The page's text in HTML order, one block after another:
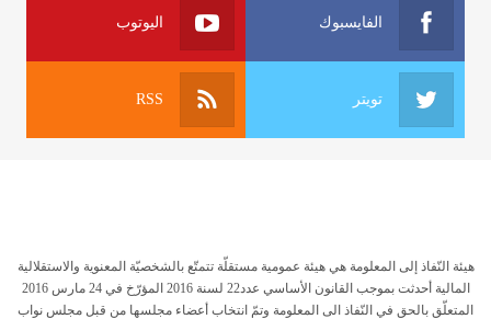
الفايسبوك اليوتوب
تويتر RSS
هيئة النّفاذ إلى المعلومة هي هيئة عمومية مستقلّة تتمتّع بالشخصيّة المعنوية والاستقلالية
المالية أحدثت بموجب القانون الأساسي عدد22 لسنة 2016 المؤرّخ في 24 مارس 2016
المتعلّق بالحق في النّفاذ الى المعلومة وتمّ انتخاب أعضاء مجلسها من قبل مجلس نواب